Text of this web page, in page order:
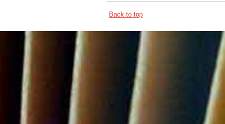
Back to top